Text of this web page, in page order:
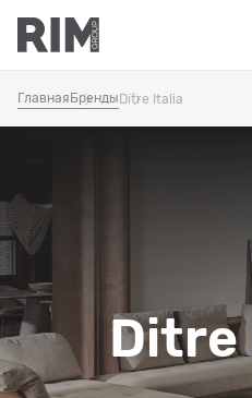
Ditre
Главная БрендыDitre Italia